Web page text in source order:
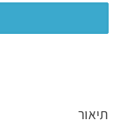
תיאור